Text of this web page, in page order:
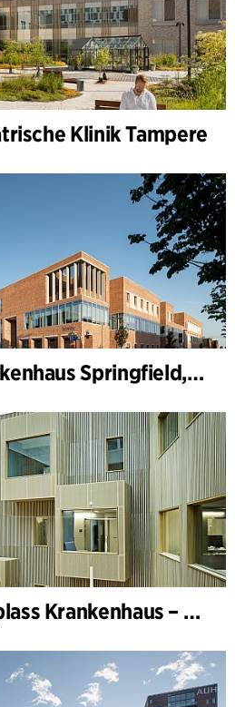
Klinik Tampere
Universitätskrankenhaus Springfield, Psychiatrie
Neubau Haraldsplass Krankenhaus – Bettenstation